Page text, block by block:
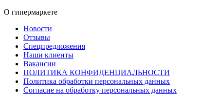
О гипермаркете
Новости
Отзывы
Спецпредложения
Наши клиенты
Вакансии
ПОЛИТИКА КОНФИДЕНЦИАЛЬНОСТИ
Политика обработки персональных данных
Согласие на обработку персональных данных